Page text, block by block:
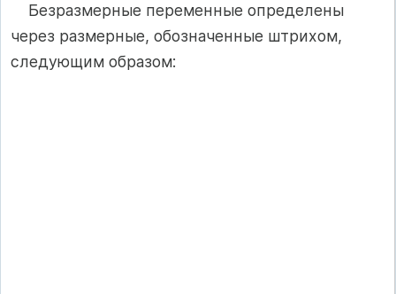
Безразмерные переменные определены
через размерные, обозначенные штрихом,
следующим образом: